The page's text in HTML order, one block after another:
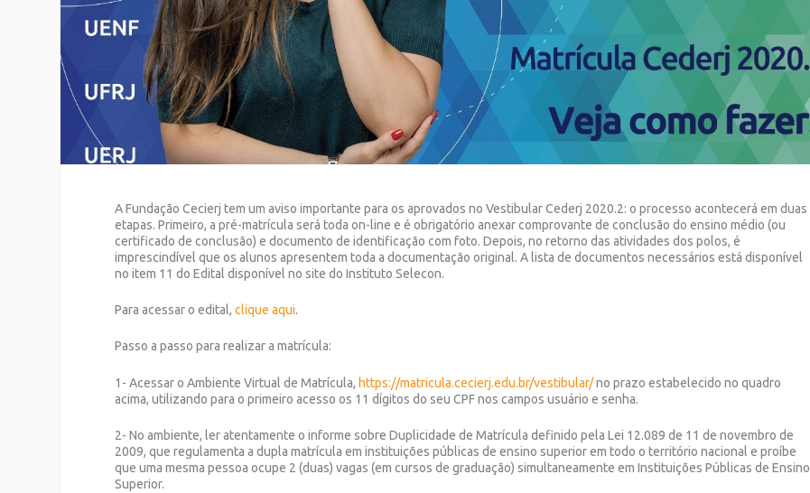
A Fundação Cecierj tem um aviso importante para os aprovados no Vestibular Cederj 2020.2: o processo acontecerá em duas
etapas. Primeiro, a pré-matrícula será toda on-line e é obrigatório anexar comprovante de conclusão do ensino médio (ou
certificado de conclusão) e documento de identificação com foto. Depois, no retorno das atividades dos polos, é
imprescindível que os alunos apresentem toda a documentação original. A lista de documentos necessários está disponível
no item 11 do Edital disponível no site do Instituto Selecon.
Para acessar o edital,clique aqui.
Passo a passo para realizar a matrícula:
1- Acessar o Ambiente Virtual de Matrícula, https://matricula.cecierj.edu.br/vestibular/no prazo estabelecido no quadro
acima, utilizando para o primeiro acesso os 11 dígitos do seu CPF nos campos usuário e senha.
2- No ambiente, ler atentamente o informe sobre Duplicidade de Matrícula definido pela Lei 12.089 de 11 de novembro de
2009, que regulamenta a dupla matrícula em instituições públicas de ensino superior em todo o território nacional e proíbe
que uma mesma pessoa ocupe 2 (duas) vagas (em cursos de graduação) simultaneamente em Instituições Públicas de Ensino
Superior.